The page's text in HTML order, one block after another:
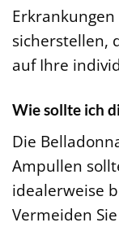
Erkrankungen
sicherstellen,
auf Ihre
Wie sollte ich
Die
Ampullen
idealerweise
Vermeiden